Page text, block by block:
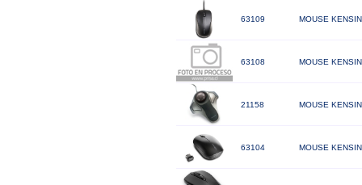
63109 MOUSE
63108 MOUSE
21158 MOUSE
63104 MOUSE